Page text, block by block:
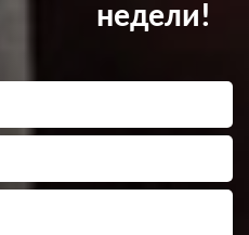
недели!